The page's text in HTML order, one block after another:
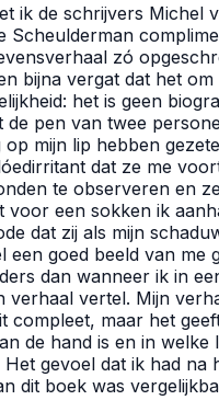
ik de schrijvers Michel
Scheulderman
zó
bijna vergat dat het om
het is geen
pen van twee
op mijn lip hebben
dat ze me
te observeren en
voor een sokken ik
dat zij als mijn
een goed beeld van me
dan wanneer ik in
verhaal vertel. Mijn
compleet, maar het
de hand is en in welke
gevoel dat ik had na
dit boek was